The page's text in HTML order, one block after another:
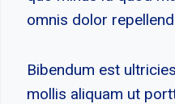
omnis dolor
Bibendum est
mollis aliquam ut